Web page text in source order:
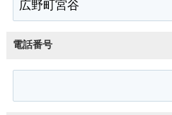
電話番号